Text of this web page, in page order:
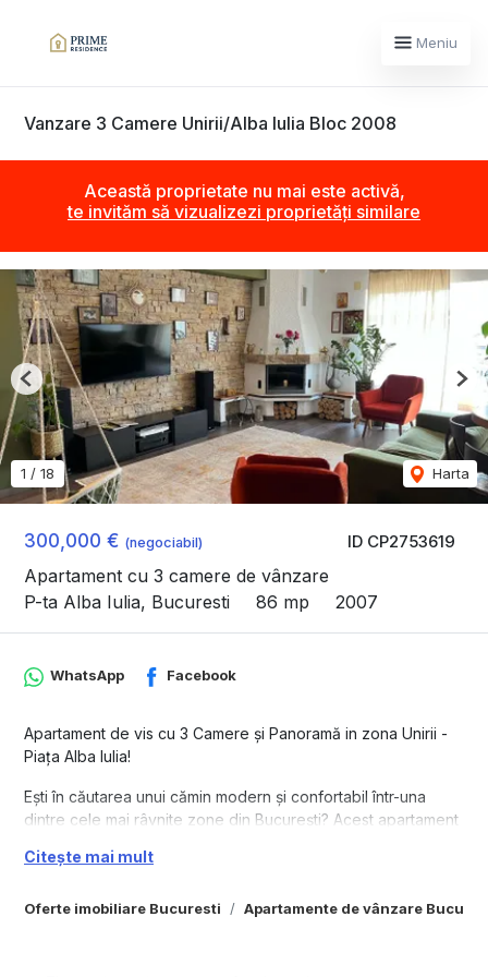
Meniu
Vanzare 3 Camere Unirii/Alba Iulia Bloc 2008
Această proprietate nu mai este activă,
te invităm să vizualizezi proprietăți similare
ID CP2753619
300,000 € (negociabil)
Apartament cu 3 camere de vânzare
P-ta Alba Iulia, Bucuresti
86 mp 2007
1 / 18 Harta
Previous
Oferte imobiliare Bucuresti Apartamente de vânzare
WhatsApp Facebook
Apartament de vis cu 3 Camere și Panoramă in zona Unirii -
Piața Alba Iulia!
Ești în căutarea unui cămin modern și confortabil într-una
dintre cele mai râvnite zone din București? Acest apartament
perfectă pentru tine!
Construit în 2007, apartamentul se află la etajul 8 din 8,
Citește mai mult